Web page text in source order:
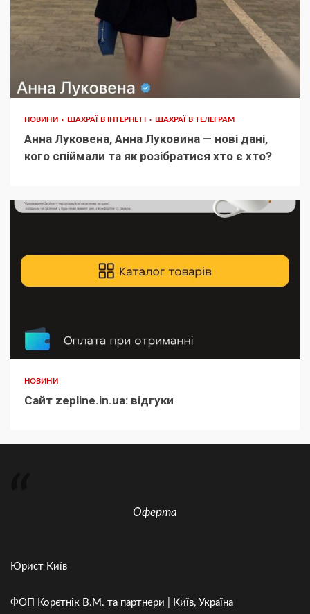
НОВИНИ ШАХРАЇ В ІНТЕРНЕТІ ШАХРАЇ В ТЕЛЕГРАМ
Анна Луковена, Анна Луковина — нові дані,
кого спіймали та як розібратися хто є хто?
НОВИНИ
Сайт zepline.in.ua: відгуки
Оферта
Юрист Київ
ФОП Корєтнік В.М. та партнери | Київ, Україна